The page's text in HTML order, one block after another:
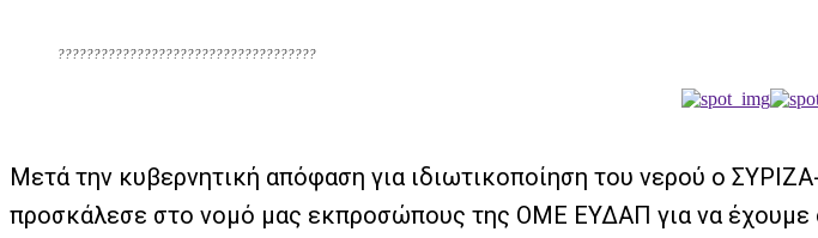
????????????????????????????????????
Μετά την κυβερνητική απόφαση για ιδιωτικοποίηση του νερού ο
προσκάλεσε στο νομό μας εκπροσώπους της ΟΜΕ ΕΥΔΑΠ για να έχουμε